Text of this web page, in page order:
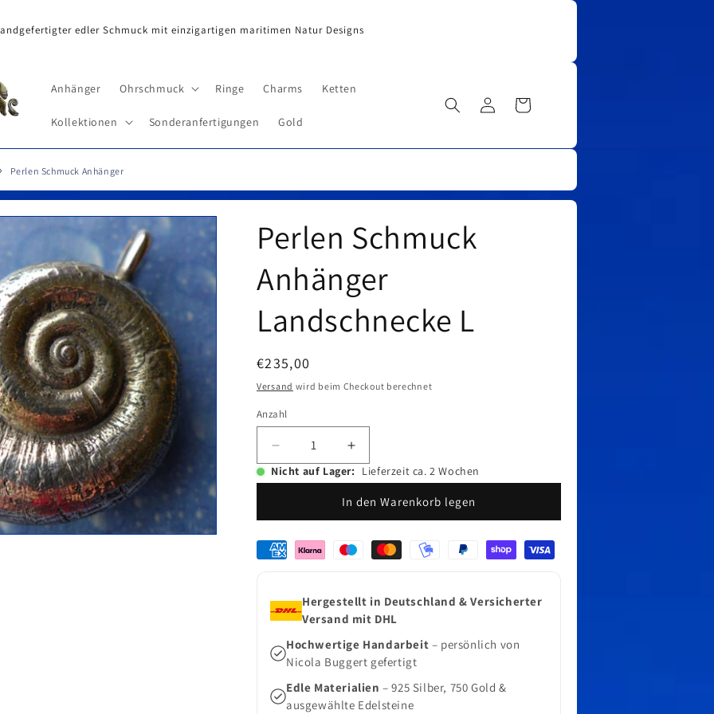
edler Schmuck mit einzigartigen maritimen Natur Designs
Anhänger Ohrschmuck Ringe Charms Ketten
Kollektionen Sonderanfertigungen Gold
EinloggenWarenkorb
Perlen Schmuck Anhänger
Perlen Schmuck
Anhänger
Landschnecke L
Normaler
Preis
€235,00
Versand wird beim Checkout berechnet
Anzahl
Anzahl
Verringere
die
Menge
Perlen
Anhänger
Erhöhe
die
Menge
für
Perlen
Anhänger
Nicht auf Lager: Lieferzeit ca. 2 Wochen
In den Warenkorb legen
Zahlungsmethoden
Hergestellt in Deutschland & Versicherter
Versand mit DHL
Hochwertige Handarbeit – persönlich von
Nicola Buggert gefertigt
Edle Materialien – 925 Silber, 750 Gold &
ausgewählte Edelsteine